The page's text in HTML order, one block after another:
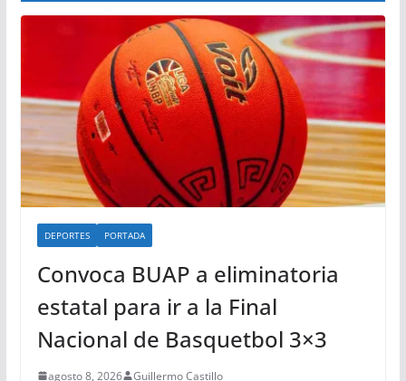
DEPORTES PORTADA
Convoca BUAP a eliminatoria
estatal para ir a la Final
Nacional de Basquetbol 3×3
agosto 8, 2026 Guillermo Castillo